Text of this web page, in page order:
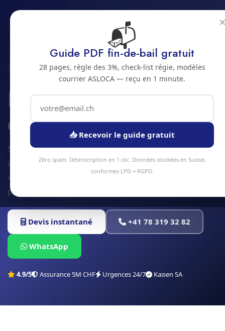
Nettoyage salle d'attente
Bienne
2500 · JURA BERNOIS
Nettoyage de salle
d'attente a Bienne
Service nettoyage salle d'attente à Bienne et
alentours. Devis gratuit sous 24h, intervention sous
48h en moyenne. Équipe locale, matériel
professionnel, tarifs transparents.
Devis instantané +41 78 319 32 82
WhatsApp
4.9/5 Assurance 5M CHF Urgences 24/7 Kaisen SA
📬
Guide PDF fin-de-bail gratuit
28 pages, règle des 3%, check-list régie, modèles
courrier ASLOCA — reçu en 1 minute.
📥 Recevoir le guide gratuit
Zéro spam. Désinscription en 1 clic. Données stockées en Suisse,
conformes LPD + RGPD.